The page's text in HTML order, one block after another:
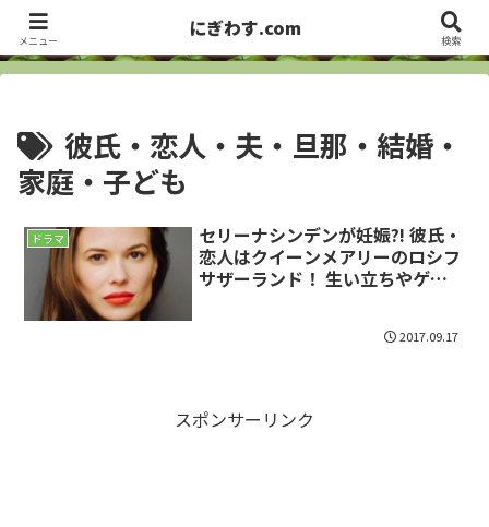
洋画・海外ドラマ俳優、セレブから、お笑い芸人まで ・・・ サラっとズバっ
とCheck it out!!
彼氏・恋人・夫・旦那・結婚・
家庭・子ども
ドラマ
セリーナシンデンが妊娠?! 彼氏・
恋人はクイーンメアリーのロシフ
サザーランド！ 生い立ちやゲー
2017.09.17
スポンサーリンク
メニュー
にぎわす.com
検索